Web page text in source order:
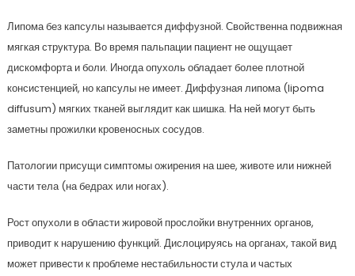
Липома без капсулы называется диффузной. Свойственна подвижная
мягкая структура. Во время пальпации пациент не ощущает
дискомфорта и боли. Иногда опухоль обладает более плотной
консистенцией, но капсулы не имеет. Диффузная липома (lipoma
diffusum) мягких тканей выглядит как шишка. На ней могут быть
заметны прожилки кровеносных сосудов.
Патологии присущи симптомы ожирения на шее, животе или нижней
части тела (на бедрах или ногах).
Рост опухоли в области жировой прослойки внутренних органов,
приводит к нарушению функций. Дислоцируясь на органах, такой вид
может привести к проблеме нестабильности стула и частых